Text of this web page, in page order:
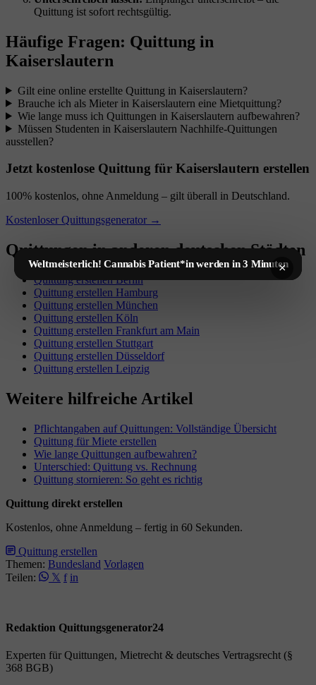
Quittung ist sofort rechtsgültig.
Häufige Fragen: Quittung in
Kaiserslautern
Gilt eine online erstellte Quittung in Kaiserslautern?
Brauche ich als Mieter in Kaiserslautern eine Mietquittung?
Wie lange muss ich Quittungen in Kaiserslautern aufbewahren?
Müssen Studenten in Kaiserslautern Nachhilfe-Quittungen
ausstellen?
Jetzt kostenlose Quittung für Kaiserslautern erstellen
100% kostenlos, ohne Anmeldung – gilt überall in Deutschland.
Kostenloser Quittungsgenerator →
Quittungen in anderen deutschen Städten
Quittung erstellen Berlin
Quittung erstellen Hamburg
Quittung erstellen München
Quittung erstellen Köln
Quittung erstellen Frankfurt am Main
Quittung erstellen Stuttgart
Quittung erstellen Düsseldorf
Quittung erstellen Leipzig
Weitere hilfreiche Artikel
Pflichtangaben auf Quittungen: Vollständige Übersicht
Quittung für Miete erstellen
Wie lange Quittungen aufbewahren?
Unterschied: Quittung vs. Rechnung
Quittung stornieren: So geht es richtig
Quittung direkt erstellen
Kostenlos, ohne Anmeldung – fertig in 60 Sekunden.
Quittung erstellen
Themen: Bundesland Vorlagen
Teilen:
𝕏 f in
Redaktion Quittungsgenerator24
Experten für Quittungen, Mietrecht & deutsches Vertragsrecht (§
368 BGB)
Weltmeisterlich! Cannabis Patient*in werden in 3 Minuten
×